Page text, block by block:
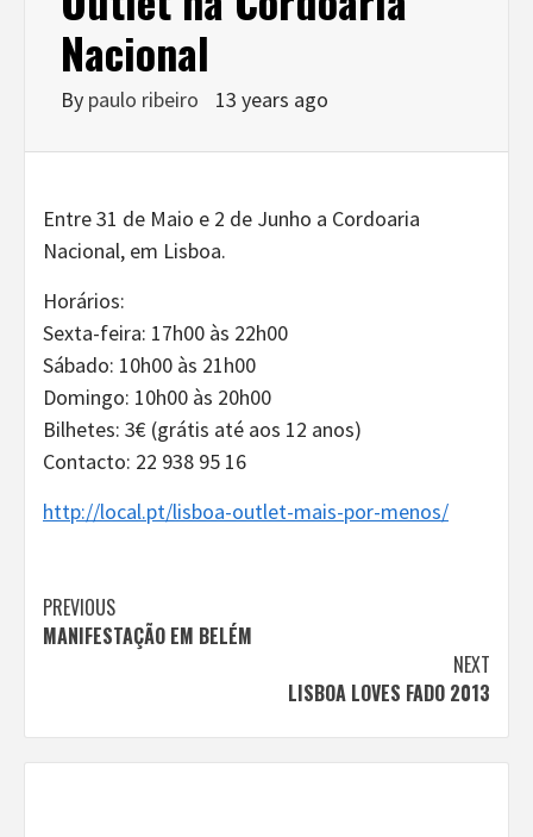
Nacional
By paulo ribeiro 13 years ago
Entre 31 de Maio e 2 de Junho a Cordoaria
Nacional, em Lisboa.
Horários:
Sexta-feira: 17h00 às 22h00
Sábado: 10h00 às 21h00
Domingo: 10h00 às 20h00
Bilhetes: 3€ (grátis até aos 12 anos)
Contacto: 22 938 95 16
http://local.pt/lisboa-outlet-mais-por-menos/
Continue
Reading
PREVIOUS
MANIFESTAÇÃO EM BELÉM
NEXT
LISBOA LOVES FADO 2013